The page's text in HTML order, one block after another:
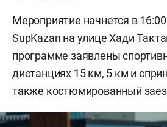
Мероприятие начнется в
SupKazan на улице Хади
программе заявлены
дистанциях 15 км, 5 км и
также костюмированный